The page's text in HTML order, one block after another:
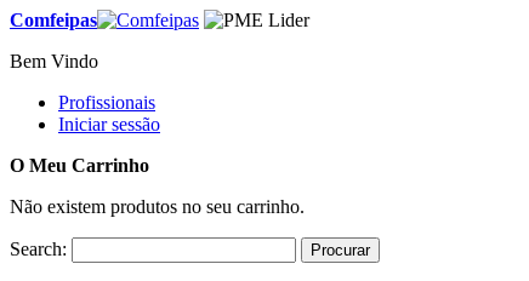
Comfeipas
Bem Vindo
Profissionais
Iniciar sessão
O Meu Carrinho
Não existem produtos no seu carrinho.
Search: Procurar